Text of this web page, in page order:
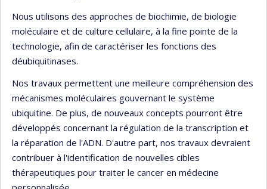
Nous utilisons des approches de biochimie, de biologie
moléculaire et de culture cellulaire, à la fine pointe de la
technologie, afin de caractériser les fonctions des
déubiquitinases.
Nos travaux permettent une meilleure compréhension des
mécanismes moléculaires gouvernant le système
ubiquitine. De plus, de nouveaux concepts pourront être
développés concernant la régulation de la transcription et
la réparation de l'ADN. D'autre part, nos travaux devraient
contribuer à l'identification de nouvelles cibles
thérapeutiques pour traiter le cancer en médecine